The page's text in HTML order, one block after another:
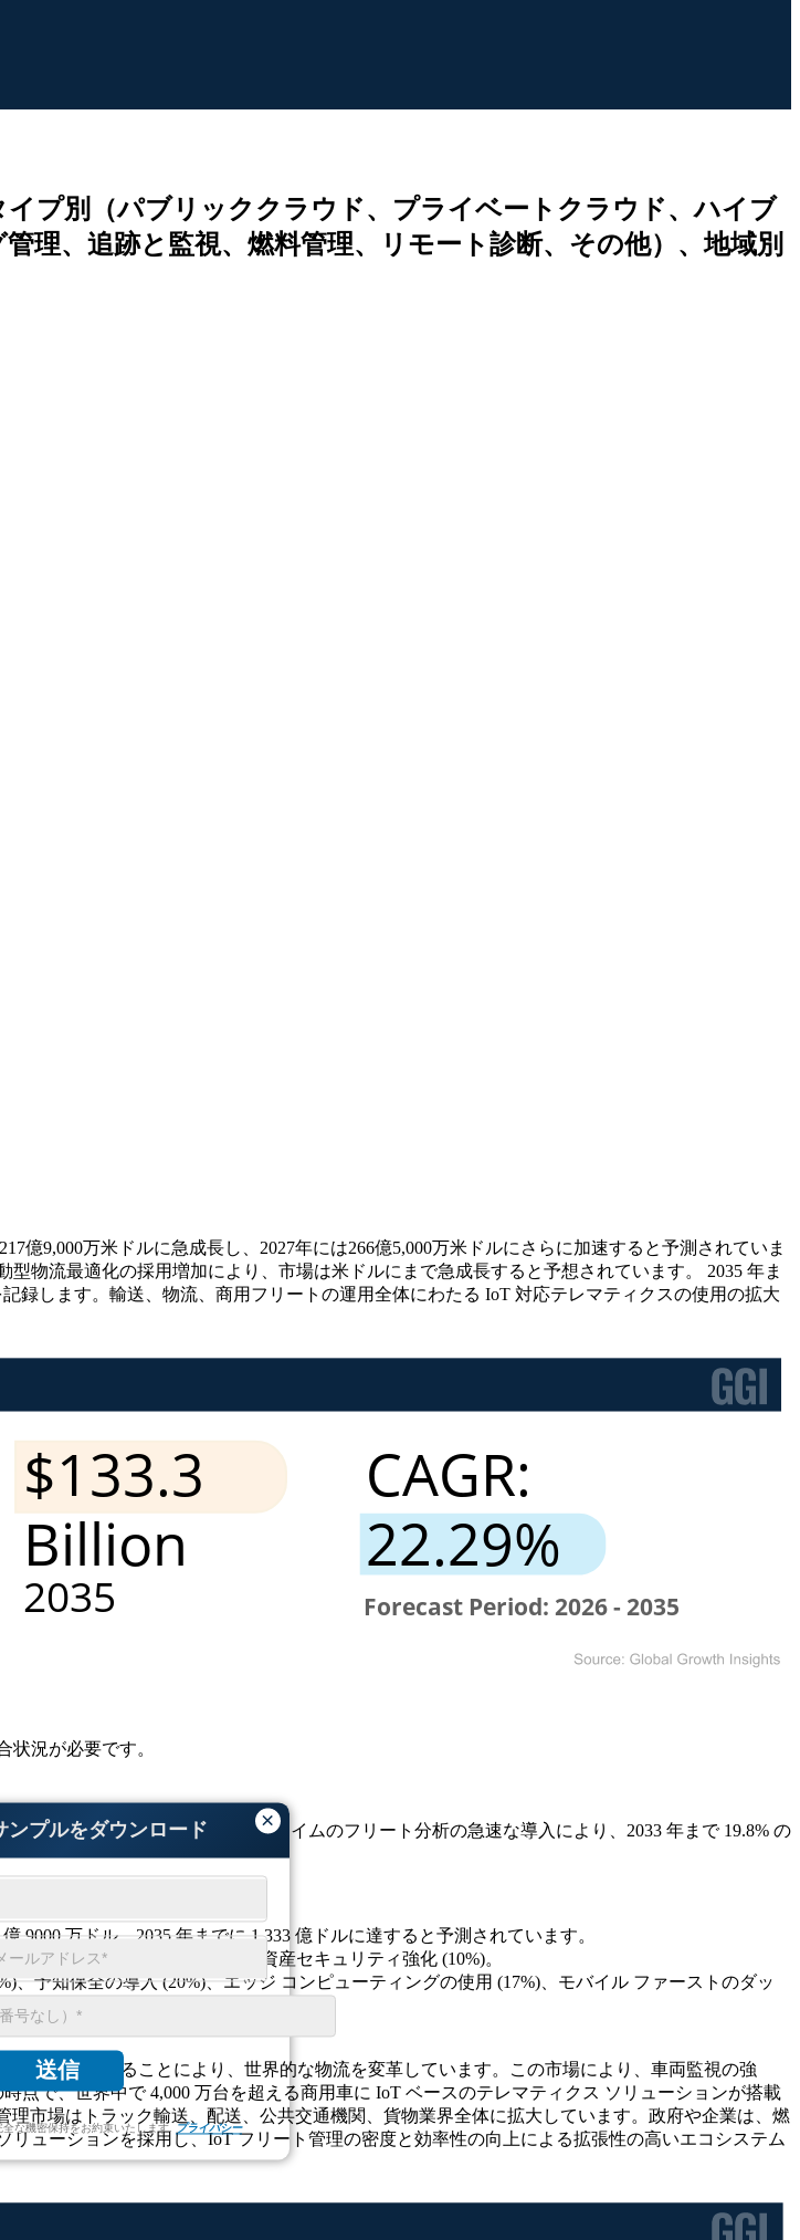
プ別（パブリッククラウド、プライベートクラウド、ハイブ
理、追跡と監視、燃料管理、リモート診断、その他）、地域別
×
ンプルをダウンロード
送信
な機密保持をお約束いたします. プライバシー
億9,000万米ドルに急成長し、2027年には266億5,000万米ドルにさらに加速すると予測されていま
物流最適化の採用増加により、市場は米ドルにまで急成長すると予想されています。 2035 年ま
録します。輸送、物流、商用フリートの運用全体にわたる IoT 対応テレマティクスの使用の拡大
状況が必要です。
ス、車両接続性、およびリアルタイムのフリート分析の急速な導入により、2033 年まで 19.8% の
9000 万ドル、2035 年までに 1,333 億ドルに達すると予測されています。
、電気自動車統合 (15%)、資産セキュリティ強化 (10%)。
予知保全の導入 (20%)、エッジ コンピューティングの使用 (17%)、モバイル ファーストのダッ
用に統合することにより、世界的な物流を変革しています。この市場により、車両監視の強
点で、世界中で 4,000 万台を超える商用車に IoT ベースのテレマティクス ソリューションが搭載
市場はトラック輸送、配送、公共交通機関、貨物業界全体に拡大しています。政府や企業は、燃
ューションを採用し、IoT フリート管理の密度と効率性の向上による拡張性の高いエコシステム